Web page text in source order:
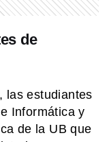
de
las estudiantes
Informática y
de la UB que
argentino que
infantil y
las casas y